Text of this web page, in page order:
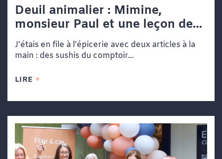
Deuil animalier : Mimine,
monsieur Paul et une leçon de
vie dans une file d’attente
J’étais en file à l’épicerie avec deux articles à la
main : des sushis du comptoir...
LIRE